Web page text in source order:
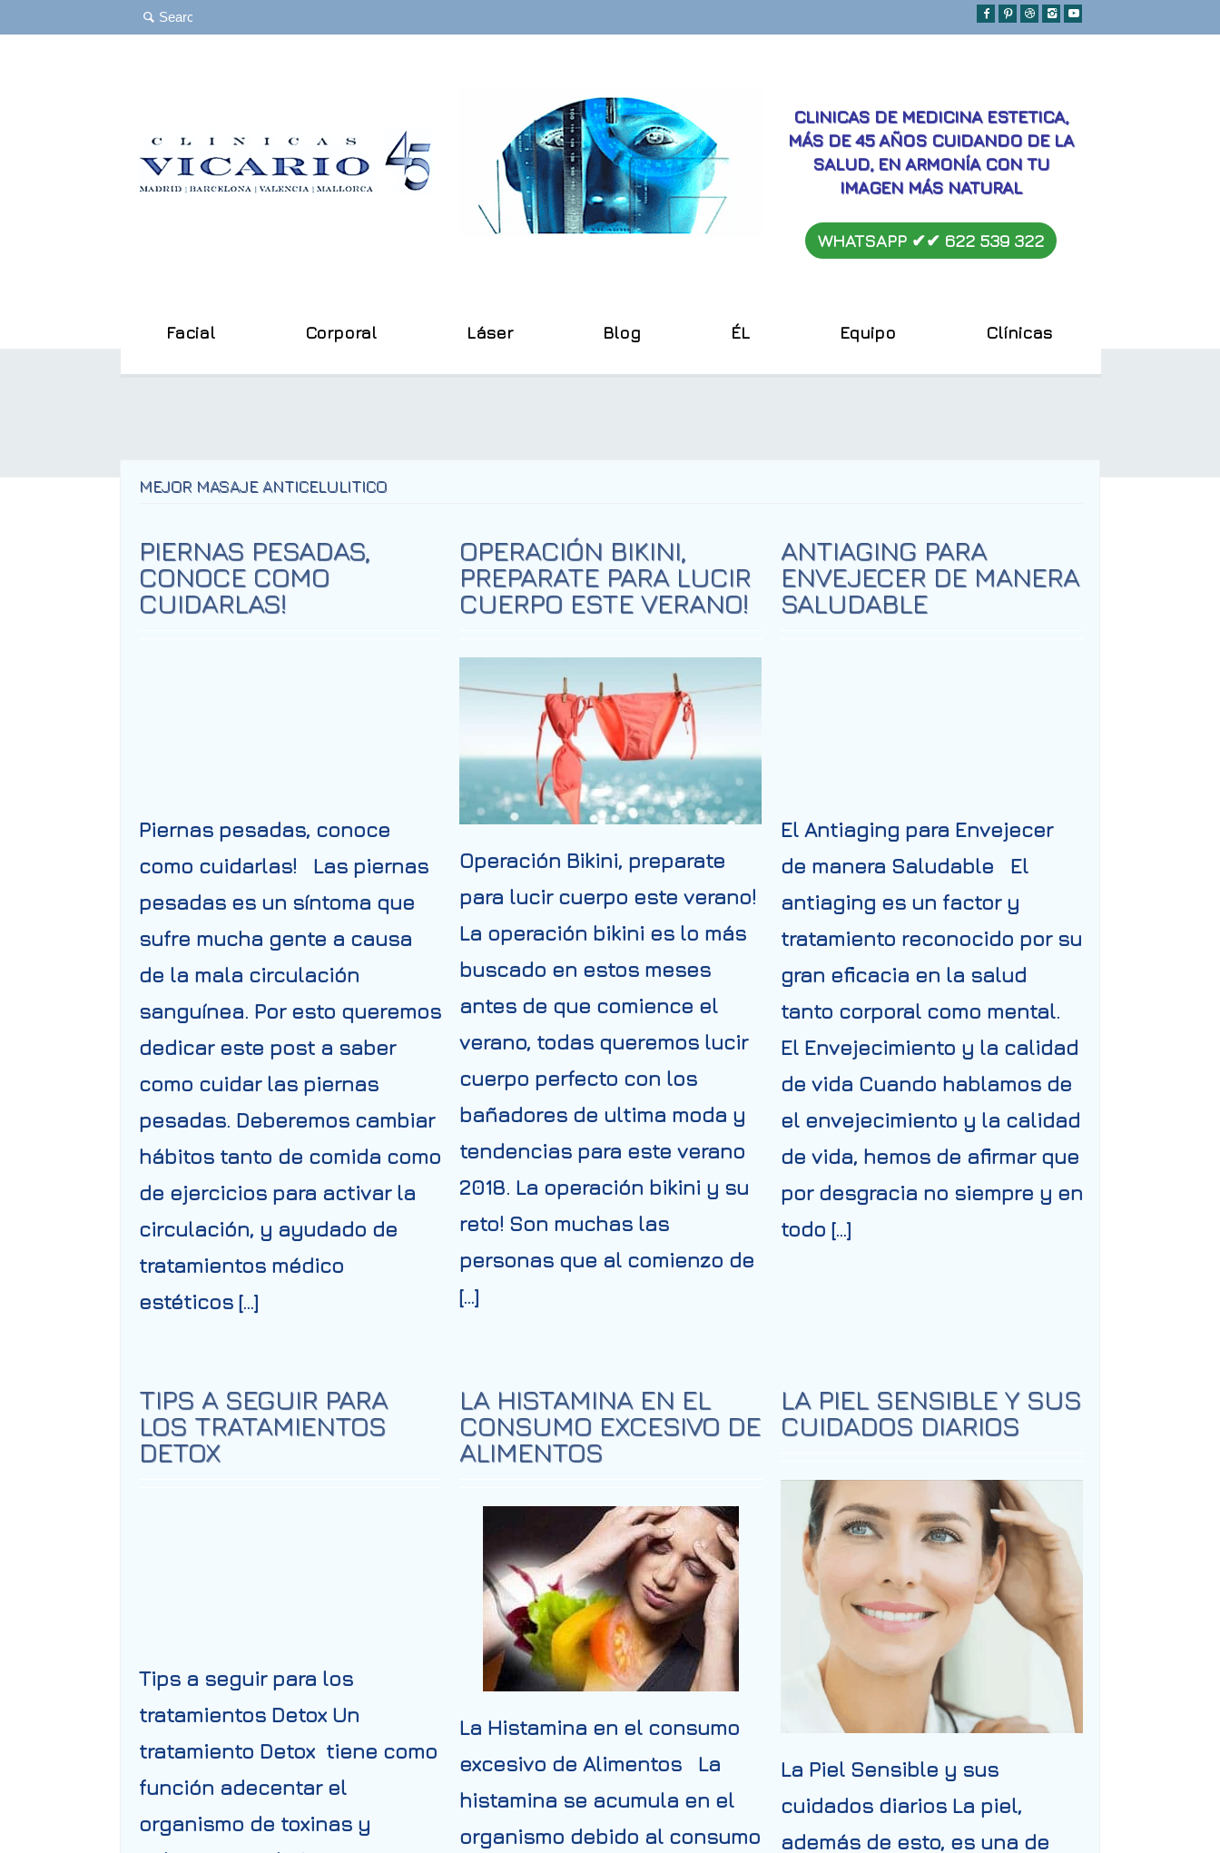
CLINICAS DE MEDICINA ESTETICA,
MÁS DE 45 AÑOS CUIDANDO DE LA
SALUD, EN ARMONÍA CON TU
IMAGEN MÁS NATURAL
WHATSAPP ✔︎✔︎ 622 539 322
Facial Corporal Láser Blog ÉL Equipo Clínicas
MEJOR MASAJE ANTICELULITICO
PIERNAS PESADAS,
CONOCE COMO
CUIDARLAS!
Piernas pesadas, conoce
como cuidarlas! Las piernas
pesadas es un síntoma que
sufre mucha gente a causa
de la mala circulación
sanguínea. Por esto queremos
dedicar este post a saber
como cuidar las piernas
pesadas. Deberemos cambiar
hábitos tanto de comida como
de ejercicios para activar la
circulación, y ayudado de
tratamientos médico
estéticos […]
OPERACIÓN BIKINI,
PREPARATE PARA LUCIR
CUERPO ESTE VERANO!
Operación Bikini, preparate
para lucir cuerpo este verano!
La operación bikini es lo más
buscado en estos meses
antes de que comience el
verano, todas queremos lucir
cuerpo perfecto con los
bañadores de ultima moda y
tendencias para este verano
2018. La operación bikini y su
reto! Son muchas las
personas que al comienzo de
[…]
ANTIAGING PARA
ENVEJECER DE MANERA
SALUDABLE
El Antiaging para Envejecer
de manera Saludable El
antiaging es un factor y
tratamiento reconocido por su
gran eficacia en la salud
tanto corporal como mental.
El Envejecimiento y la calidad
de vida Cuando hablamos de
el envejecimiento y la calidad
de vida, hemos de afirmar que
por desgracia no siempre y en
todo […]
TIPS A SEGUIR PARA
LOS TRATAMIENTOS
DETOX
Tips a seguir para los
tratamientos Detox Un
tratamiento Detox tiene como
función adecentar el
organismo de toxinas y
LA HISTAMINA EN EL
CONSUMO EXCESIVO DE
ALIMENTOS
La Histamina en el consumo
excesivo de Alimentos La
histamina se acumula en el
organismo debido al consumo
LA PIEL SENSIBLE Y SUS
CUIDADOS DIARIOS
La Piel Sensible y sus
cuidados diarios La piel,
además de esto, es una de